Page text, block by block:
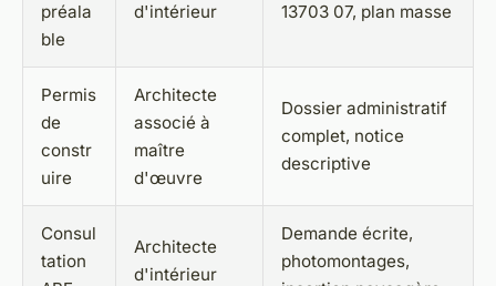
préala
ble
d'intérieur
13703 07, plan masse
Permis
de
constr
uire
Architecte
associé à
maître
d'œuvre
Dossier administratif
complet, notice
descriptive
Consul
tation
Architecte
d'intérieur
Demande écrite,
photomontages,